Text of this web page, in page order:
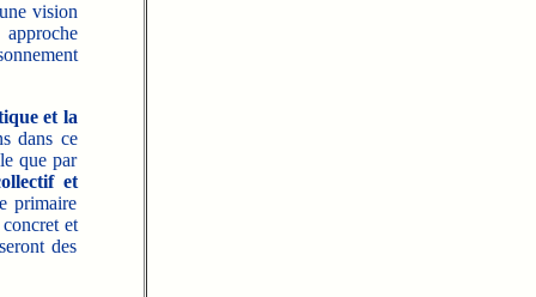
vision
et la
dans ce
que par
et
primaire
et
des